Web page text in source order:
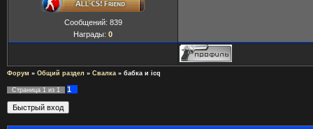
Сообщений: 839
Награды: 0
Форум » Общий раздел » Свалка » бабка и icq
Страница 1 из 1
1